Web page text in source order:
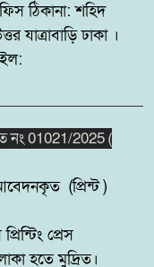
চোরচক্রের ৪
২টি মোবাইল।
মোবাইল
র‍্যাবের
বোতল ESKUF
ঠিকানা: শহিদ
ঢাকা ।
নং 01021/2025 (
(প্রিন্ট )
প্রেস
হতে মুদ্রিত।